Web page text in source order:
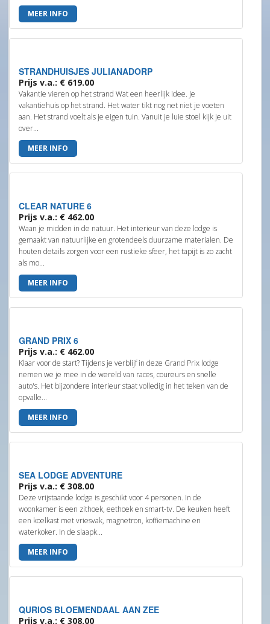
MEER INFO
STRANDHUISJES JULIANADORP
Prijs v.a.: € 619.00
Vakantie vieren op het strand Wat een heerlijk idee. Je
vakantiehuis op het strand. Het water tikt nog net niet je voeten
aan. Het strand voelt als je eigen tuin. Vanuit je luie stoel kijk je uit
over...
MEER INFO
CLEAR NATURE 6
Prijs v.a.: € 462.00
Waan je midden in de natuur. Het interieur van deze lodge is
gemaakt van natuurlijke en grotendeels duurzame materialen. De
houten details zorgen voor een rustieke sfeer, het tapijt is zo zacht
als mo...
MEER INFO
GRAND PRIX 6
Prijs v.a.: € 462.00
Klaar voor de start? Tijdens je verblijf in deze Grand Prix lodge
nemen we je mee in de wereld van races, coureurs en snelle
auto's. Het bijzondere interieur staat volledig in het teken van de
opvalle...
MEER INFO
SEA LODGE ADVENTURE
Prijs v.a.: € 308.00
Deze vrijstaande lodge is geschikt voor 4 personen. In de
woonkamer is een zithoek, eethoek en smart-tv. De keuken heeft
een koelkast met vriesvak, magnetron, koffiemachine en
waterkoker. In de slaapk...
MEER INFO
QURIOS BLOEMENDAAL AAN ZEE
Prijs v.a.: € 308.00